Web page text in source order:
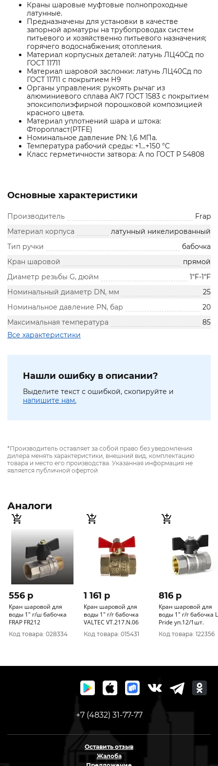
Краны шаровые муфтовые полнопроходные
латунные.
Предназначены для установки в качестве
запорной арматуры на трубопроводах систем
питьевого и хозяйственно питьевого назначения;
горячего водоснабжения; отопления.
Материал корпусных деталей: латунь ЛЦ40Сд по
ГОСТ 11711
Материал шаровой заслонки: латунь ЛЦ40Сд по
ГОСТ 11711 с покрытием Н9
Органы управления: рукоять рычаг из
алюминиевого сплава АК7 ГОСТ 1583 с покрытием
эпоксиполиэфирной порошковой композицией
красного цвета.
Материал уплотнений шара и штока:
Фторопласт(PTFE)
Номинальное давление PN: 1,6 МПа.
Температура рабочий среды: +1...+150 °C
Класс герметичности затвора: А по ГОСТ Р 54808
Основные характеристики
Производитель
Frap
Материал корпуса
латунный никелированный
Тип ручки
бабочка
Кран шаровой
прямой
Диаметр резьбы G, дюйм
1"F-1"F
Номинальный диаметр DN, мм
25
Номинальное давление PN, бар
20
Максимальная температура
85
Все характеристики
Нашли ошибку в описании?
Выделите текст с ошибкой, скопируйте и
напишите нам.
*Производитель оставляет за собой право без уведомления
дилера менять характеристики, внешний вид, комплектацию
товара и место его производства. Указанная информация не
является публичной офертой
Аналоги
556 p
Кран шаровой для
воды 1" г/ш бабочка
FRAP FR212
Код товара: 028334
1 161 p
Кран шаровой для
воды 1" г/г бабочка
VALTEC VT.217.N.06
Код товара: 015431
816 p
Кран шаровой для
воды 1" г/г бабочка LD
Pride уп.12/1шт.
Код товара: 122356
+7 (4832) 31-77-77
Оставить отзыв
Жалоба